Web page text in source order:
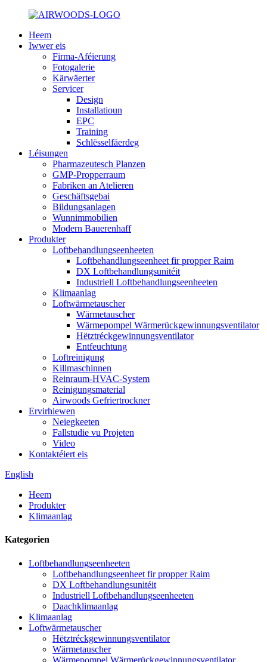
Heem
Iwwer eis
Firma-Aféierung
Fotogalerie
Kärwäerter
Servicer
Design
Installatioun
EPC
Training
Schlësselfäerdeg
Léisungen
Pharmazeutesch Planzen
GMP-Propperraum
Fabriken an Atelieren
Geschäftsgebai
Bildungsanlagen
Wunnimmobilien
Modern Bauerenhaff
Produkter
Loftbehandlungseenheeten
Loftbehandlungseenheet fir propper Raim
DX Loftbehandlungsunitéit
Industriell Loftbehandlungseenheeten
Klimaanlag
Loftwärmetauscher
Wärmetauscher
Wärmepompel Wärmerückgewinnungsventilator
Hëtztréckgewinnungsventilator
Entfeuchtung
Loftreinigung
Killmaschinnen
Reinraum-HVAC-System
Reinigungsmaterial
Airwoods Gefriertrockner
Ervirhiewen
Neiegkeeten
Fallstudie vu Projeten
Video
Kontaktéiert eis
English
Heem
Produkter
Klimaanlag
Kategorien
Loftbehandlungseenheeten
Loftbehandlungseenheet fir propper Raim
DX Loftbehandlungsunitéit
Industriell Loftbehandlungseenheeten
Daachklimaanlag
Klimaanlag
Loftwärmetauscher
Hëtztréckgewinnungsventilator
Wärmetauscher
Wärmepompel Wärmerückgewinnungsventilator